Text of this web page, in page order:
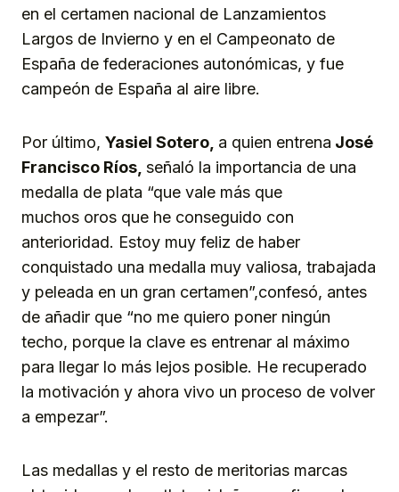
en el certamen nacional de Lanzamientos
Largos de Invierno y en el Campeonato de
España de federaciones autonómicas, y fue
campeón de España al aire libre.
Por último, Yasiel Sotero, a quien entrena José
Francisco Ríos, señaló la importancia de una
medalla de plata “que vale más que
muchos oros que he conseguido con
anterioridad. Estoy muy feliz de haber
conquistado una medalla muy valiosa, trabajada
y peleada en un gran certamen”,confesó, antes
de añadir que “no me quiero poner ningún
techo, porque la clave es entrenar al máximo
para llegar lo más lejos posible. He recuperado
la motivación y ahora vivo un proceso de volver
a empezar”.
Las medallas y el resto de meritorias marcas